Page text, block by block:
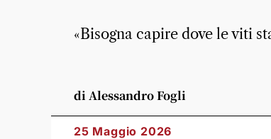
«Bisogna capire dove le viti
di Alessandro Fogli
25 Maggio 2026